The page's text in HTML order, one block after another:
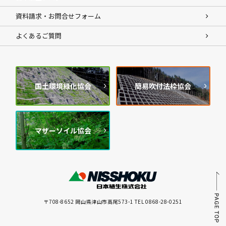
資料請求・お問合せフォーム
よくあるご質問
国土環境緑化協会 簡易吹付法枠協会
マザーソイル協会
〒708-8652 岡山県津山市高尾573-1 TEL 0868-28-0251